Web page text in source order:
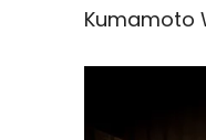
Kumamoto